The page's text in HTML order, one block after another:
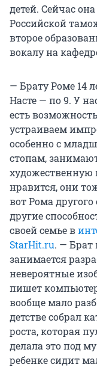
детей. Сейчас
Российской
второе
вокалу на
— Брату Роме 14
Насте — по 9. У
есть
устраиваем
особенно с
стопам,
художественную
нравится, они
вот Рома другого
другие
своей семье в
StarHit.ru. — Брат
занимается
невероятные
пишет
вообще мало
детстве собрал
роста, которая
делала это под
ребенке сидит